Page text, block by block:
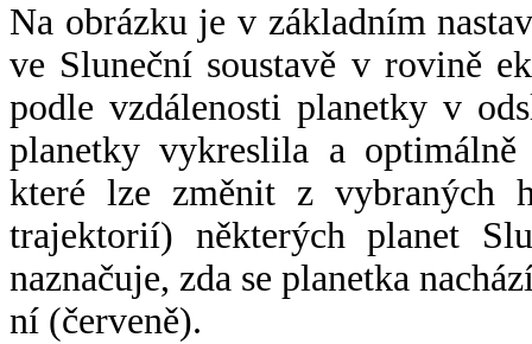
Na obrázku je v základním
ve Sluneční soustavě v rovině
podle vzdálenosti planetky v
planetky vykreslila a
které lze změnit z vybraných
trajektorií) některých planet
naznačuje, zda se planetka
ní (červeně).